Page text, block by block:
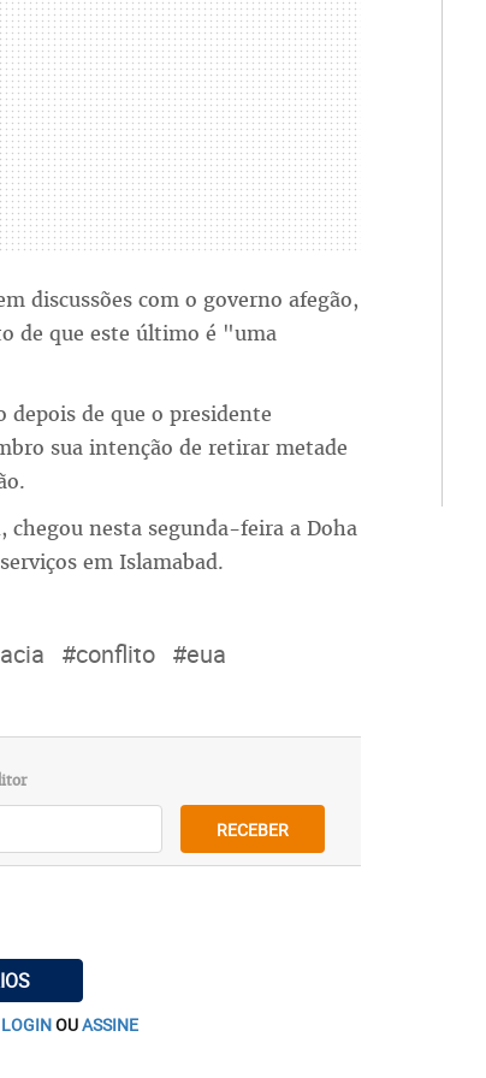
discussões com o governo afegão,
de que este último é "uma
depois de que o presidente
sua intenção de retirar metade
nesta segunda-feira a Doha
em Islamabad.
#conflito #eua
RECEBER
LOGINOUASSINE